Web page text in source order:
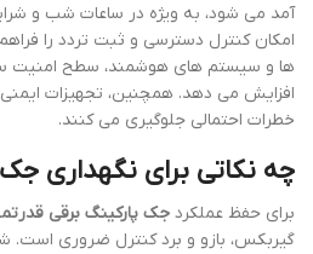
آمد می شود، به ویژه در ساعات شب و
امکان کنترل دسترسی و ثبت تردد را
ها و سیستم های هوشمند، سطح امنیت
افزایش می دهد. همچنین، تجهیزات ایمنی
خطرات احتمالی جلوگیری می کنند.
چه نکاتی برای نگهداری
برای حفظ عملکرد جک پارکینگ برقی
گیربکس، بازو و برد کنترل ضروری است.